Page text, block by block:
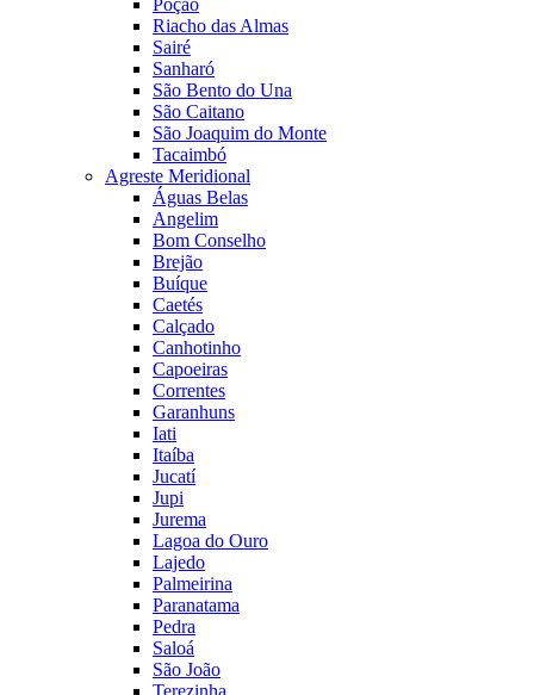
Poção
Riacho das Almas
Sairé
Sanharó
São Bento do Una
São Caitano
São Joaquim do Monte
Tacaimbó
Agreste Meridional
Águas Belas
Angelim
Bom Conselho
Brejão
Buíque
Caetés
Calçado
Canhotinho
Capoeiras
Correntes
Garanhuns
Iati
Itaíba
Jucatí
Jupi
Jurema
Lagoa do Ouro
Lajedo
Palmeirina
Paranatama
Pedra
Saloá
São João